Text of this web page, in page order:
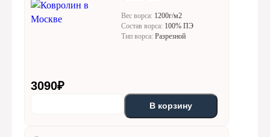
Вес ворса: 1200г/м2
Состав ворса: 100% ПЭ
Тип ворса: Разрезной
3090₽
В корзину